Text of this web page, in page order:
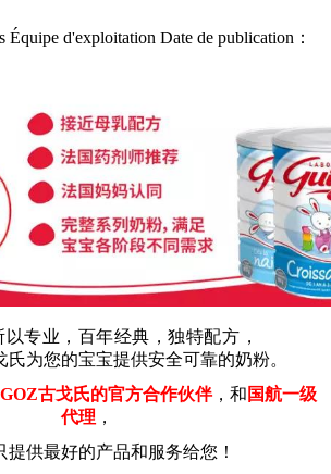
Équipe d'exploitation Date de publication：
以专业，百年经典，独特配方，
氏为您的宝宝提供安全可靠的奶粉。
古戈氏的官方合作伙伴， 和 国航一级
代理 ，
提供最好的产品和服务给您！